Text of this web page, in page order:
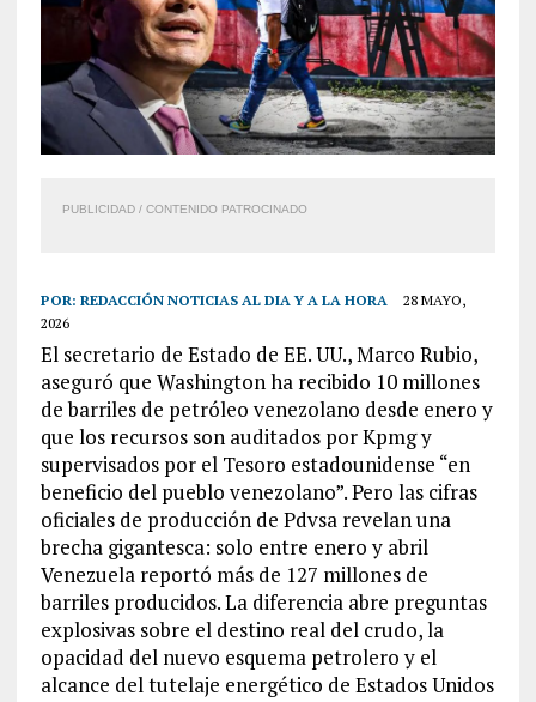
PUBLICIDAD / CONTENIDO PATROCINADO
POR: REDACCIÓN NOTICIAS AL DIA Y A LA HORA
28 MAYO,
2026
El secretario de Estado de EE. UU., Marco Rubio,
aseguró que Washington ha recibido 10 millones
de barriles de petróleo venezolano desde enero y
que los recursos son auditados por Kpmg y
supervisados por el Tesoro estadounidense “en
beneficio del pueblo venezolano”. Pero las cifras
oficiales de producción de Pdvsa revelan una
brecha gigantesca: solo entre enero y abril
Venezuela reportó más de 127 millones de
barriles producidos. La diferencia abre preguntas
explosivas sobre el destino real del crudo, la
opacidad del nuevo esquema petrolero y el
alcance del tutelaje energético de Estados Unidos